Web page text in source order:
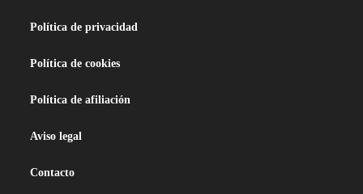
Política de privacidad
Política de cookies
Política de afiliación
Aviso legal
Contacto